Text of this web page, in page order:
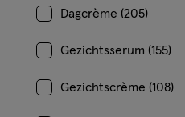
Dagcrème (205)
Gezichtsserum (155)
Gezichtscrème (108)